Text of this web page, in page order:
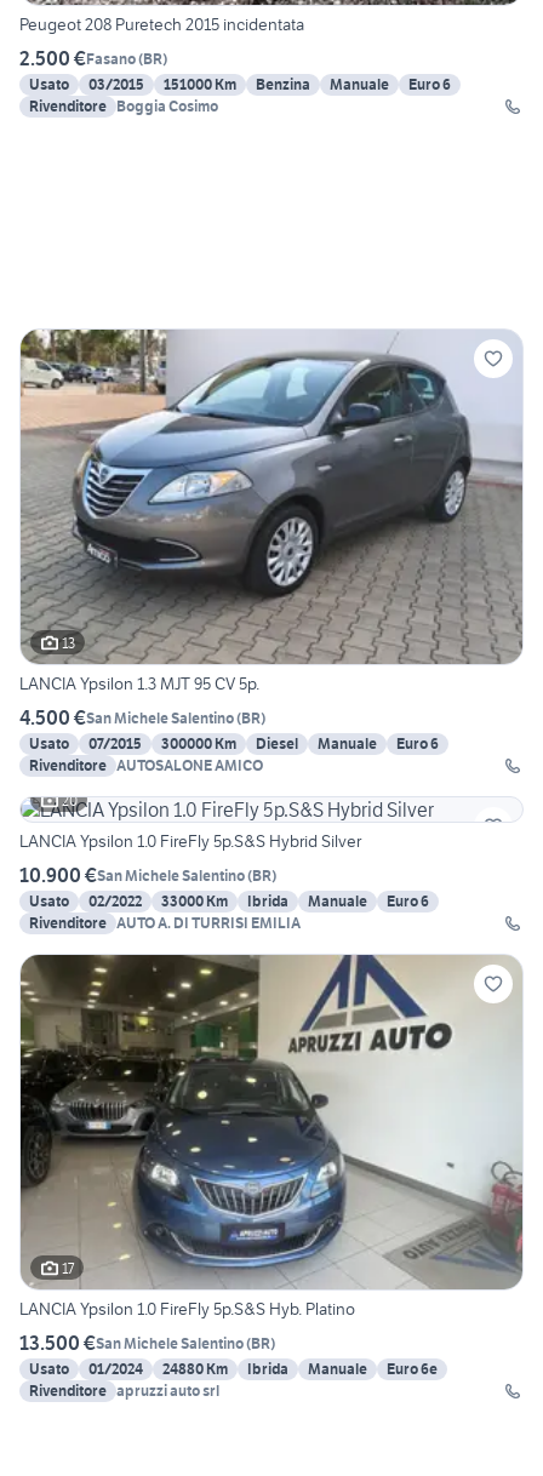
Peugeot 208 Puretech 2015 incidentata
2.500 €Fasano(BR)
Usato
03/2015 151000 Km Benzina Manuale
Euro 6
Rivenditore Boggia Cosimo
13
LANCIA Ypsilon 1.3 MJT 95 CV 5p.
4.500 €San Michele Salentino(BR)
Usato
07/2015 300000 Km Diesel Manuale
Euro 6
Rivenditore AUTOSALONE AMICO
20
LANCIA Ypsilon 1.0 FireFly 5p.S&S Hybrid Silver
10.900 €San Michele Salentino(BR)
Usato
02/2022 33000 Km Ibrida Manuale
Euro 6
Rivenditore AUTO A. DI TURRISI EMILIA
17
LANCIA Ypsilon 1.0 FireFly 5p.S&S Hyb. Platino
13.500 €San Michele Salentino(BR)
Usato
01/2024 24880 Km Ibrida Manuale
Euro 6e
Rivenditore apruzzi auto srl